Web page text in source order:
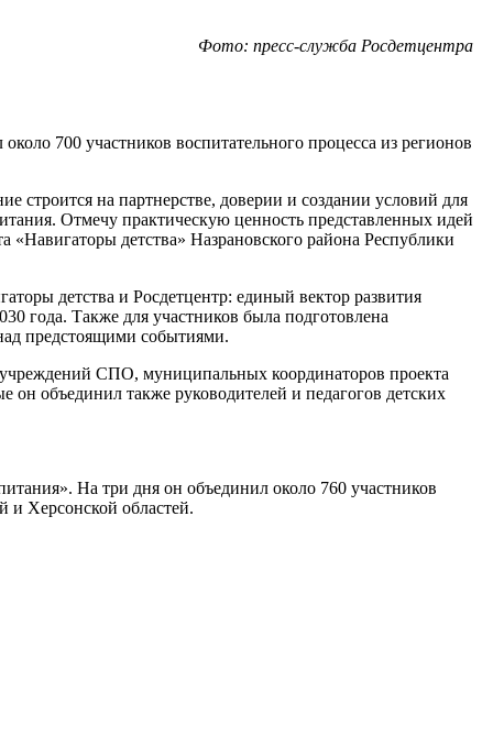
Фото: пресс-служба Росдетцентра
700 участников воспитательного процесса из регионов
строится на партнерстве, доверии и создании условий для
Отмечу практическую ценность представленных идей
«Навигаторы детства» Назрановского района Республики
детства и Росдетцентр: единый вектор развития
года. Также для участников была подготовлена
предстоящими событиями.
СПО, муниципальных координаторов проекта
он объединил также руководителей и педагогов детских
На три дня он объединил около 760 участников
и Херсонской областей.